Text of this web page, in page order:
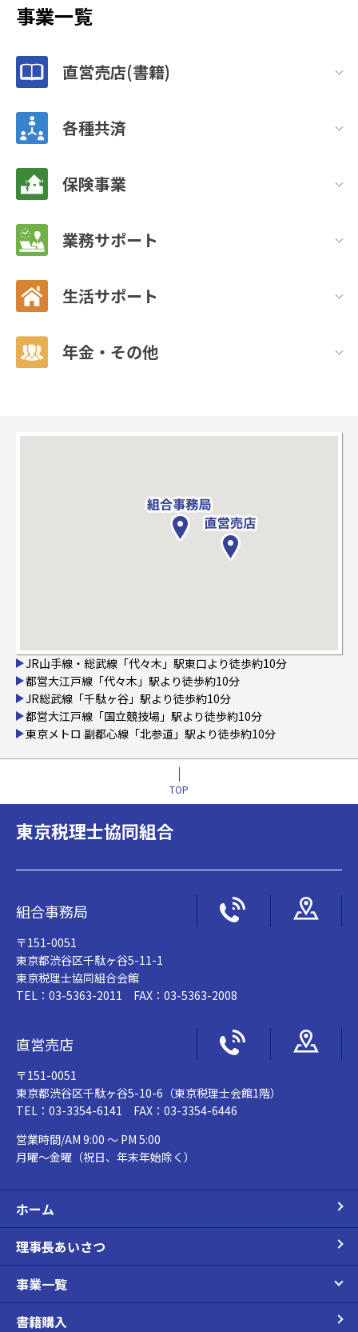
事業一覧
直営売店(書籍)
各種共済
保険事業
業務サポート
生活サポート
年金・その他
JR山手線・総武線「代々木」駅東口より徒歩約10分
都営大江戸線「代々木」駅より徒歩約10分
JR総武線「千駄ヶ谷」駅より徒歩約10分
都営大江戸線「国立競技場」駅より徒歩約10分
東京メトロ 副都心線「北参道」駅より徒歩約10分
TOP
東京税理士協同組合
組合事務局
〒151-0051
東京都渋谷区千駄ヶ谷5-11-1
東京税理士協同組合会館
TEL：03-5363-2011 FAX：03-5363-2008
直営売店
〒151-0051
東京都渋谷区千駄ヶ谷5-10-6（東京税理士会館1階）
TEL：03-3354-6141 FAX：03-3354-6446
営業時間/AM 9:00 ～ PM 5:00
月曜～金曜（祝日、年末年始除く）
ホーム
理事長あいさつ
事業一覧
書籍購入